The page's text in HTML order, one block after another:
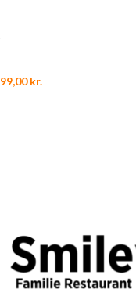
99,00kr.